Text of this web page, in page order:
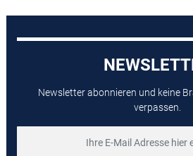
Newsletter abonnieren und keine
verpassen.